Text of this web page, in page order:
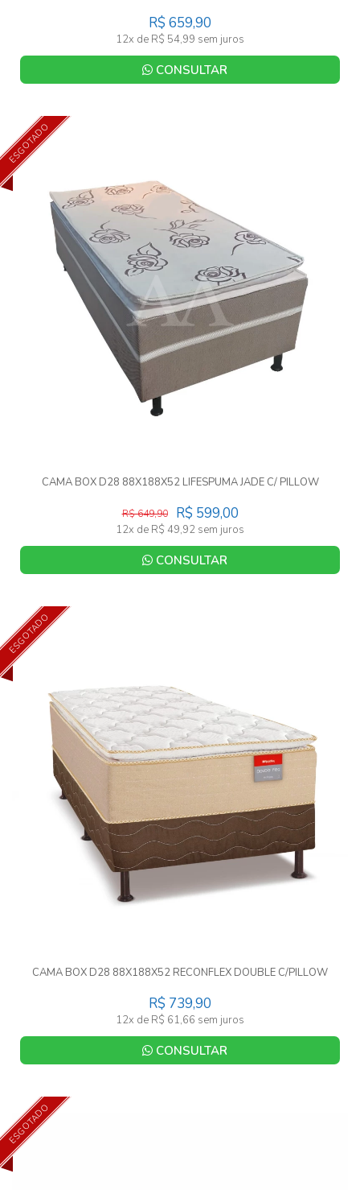
R$ 659,90
12x de R$ 54,99 sem juros
CONSULTAR
ESGOTADO
CAMA BOX D28 88X188X52 LIFESPUMA JADE C/ PILLOW
R$ 599,00
R$ 649,90
12x de R$ 49,92 sem juros
CONSULTAR
ESGOTADO
CAMA BOX D28 88X188X52 RECONFLEX DOUBLE C/PILLOW
R$ 739,90
12x de R$ 61,66 sem juros
CONSULTAR
ESGOTADO